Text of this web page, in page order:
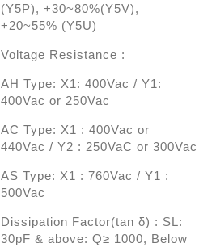
(Y5P), +30~80%(Y5V),
+20~55% (Y5U)
Voltage Resistance :
AH Type: X1: 400Vac / Y1:
400Vac or 250Vac
AC Type: X1 : 400Vac or
440Vac / Y2 : 250VaC or 300Vac
AS Type: X1 : 760Vac / Y1 :
500Vac
Dissipation Factor(tan δ) : SL:
30pF & above: Q≥ 1000, Below